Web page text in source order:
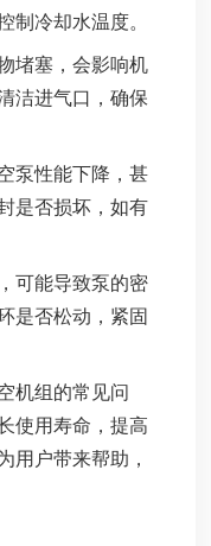
制冷却水温度。
堵塞，会影响机
洁进气口，确保
泵性能下降，甚
是否损坏，如有
可能导致泵的密
是否松动，紧固
机组的常见问
使用寿命，提高
用户带来帮助，